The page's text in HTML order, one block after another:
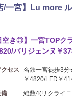
/一宮】Lu more
空き◎】一宮TOP
パリジェンヌ￥
クセス
名鉄一宮徒歩3
￥4820/LED￥
総数4(リクライ